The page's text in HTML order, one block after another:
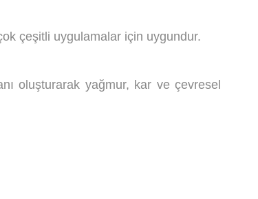
çeşitli uygulamalar için uygundur.
oluşturarak yağmur, kar ve çevresel